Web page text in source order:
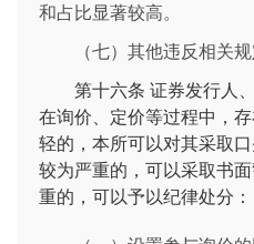
和占比显著较高。
（七）其他违反相关规
第十六条 证券发行人
在询价、定价等过程中，
轻的，本所可以对其采取
较为严重的，可以采取书
重的，可以予以纪律处分：